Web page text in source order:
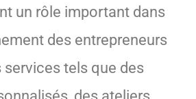
un rôle important dans
des entrepreneurs
services tels que des